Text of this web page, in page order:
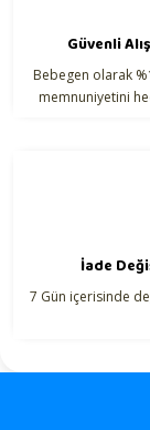
Güvenli
Bebegen olarak
memnuniyetini
İade
7 Gün içerisinde